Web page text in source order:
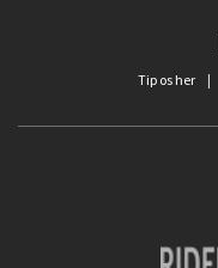
Tip os her |